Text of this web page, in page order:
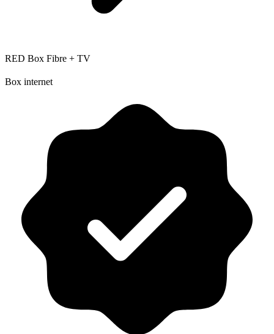
RED Box Fibre + TV
Box internet